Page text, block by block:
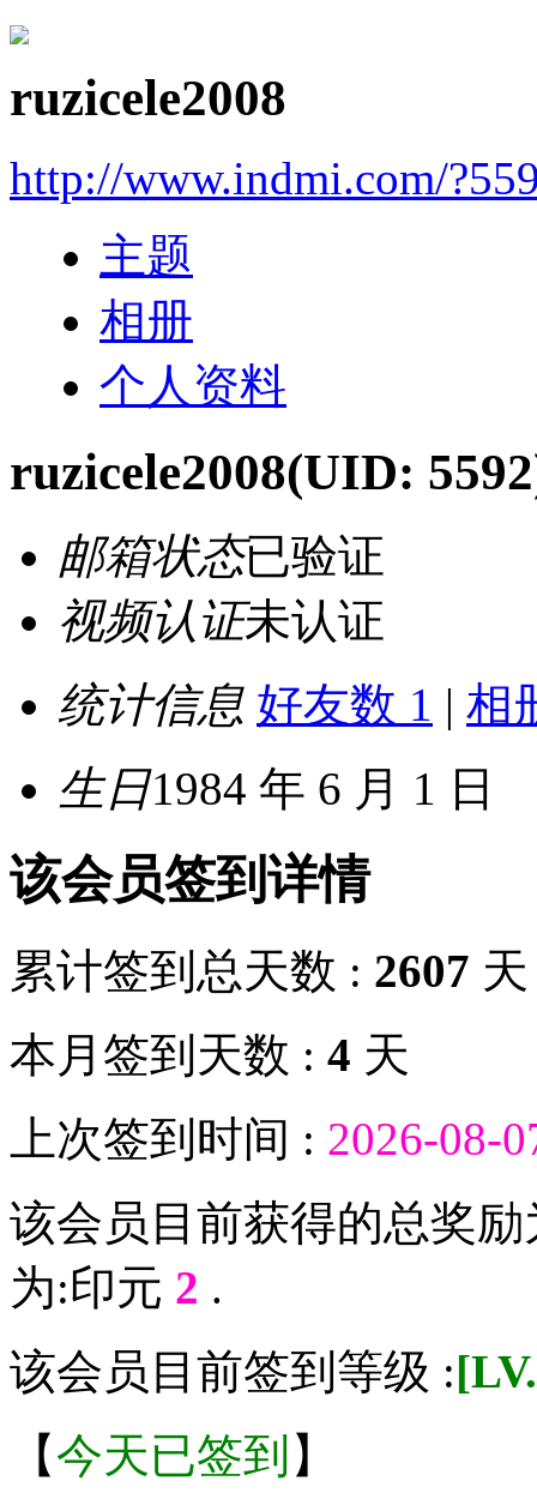
ruzicele2008
http://www.indmi.com/
主题
相册
个人资料
ruzicele2008(UID:
邮箱状态已验证
视频认证未认证
统计信息 好友数 1 | 相
生日1984 年 6 月 1 日
该会员签到详情
累计签到总天数 : 2607 天
本月签到天数 : 4 天
上次签到时间 : 2026-08-
该会员目前获得的总奖
为:印元 2 .
该会员目前签到等级 :
【今天已签到 】